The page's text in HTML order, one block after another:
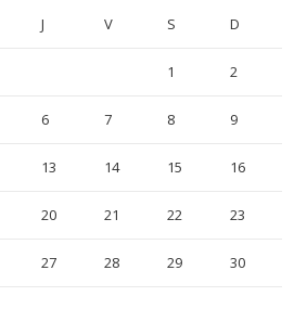
J V S D
1 2
6 7 8 9
13 14 15 16
20 21 22 23
27 28 29 30